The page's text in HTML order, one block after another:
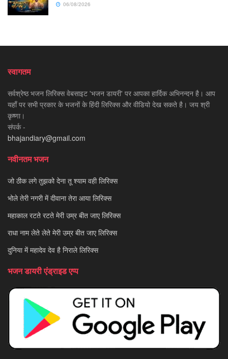
06/08/2026
स्वागतम
सर्वश्रेष्ठ भजन लिरिक्स वेबसाइट 'भजन डायरी' पर आपका हार्दिक अभिनन्दन है। आप
यहाँ पर सभी प्रकार के भजनों के हिंदी लिरिक्स और वीडियो देख सकते है। जय श्री
कृष्णा।
संपर्क -
bhajandiary@gmail.com
नवीनतम भजन
जो ठीक लगे तुझको देना तू श्याम वही लिरिक्स
भोले तेरी नगरी में दीवाना तेरा आया लिरिक्स
महाकाल रटते रटते मेरी उम्र बीत जाए लिरिक्स
राधा नाम लेते लेते मेरी उम्र बीत जाए लिरिक्स
दुनिया में महादेव देव है निराले लिरिक्स
भजन डायरी एंड्राइड एप्प